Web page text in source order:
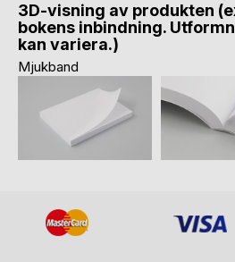
3D-visning av produkten
bokens inbindning.
kan variera.)
Mjukband